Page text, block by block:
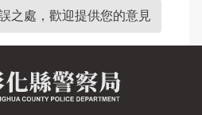
之處，歡迎提供您的意見